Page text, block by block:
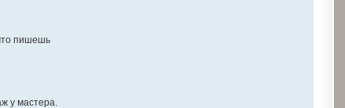
пишешь
у мастера.